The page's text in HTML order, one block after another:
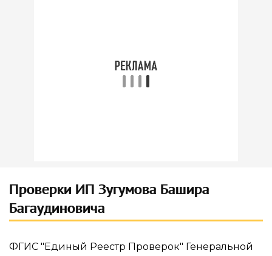
Проверки ИП Зугумова Башира
Багаудиновича
ФГИС "Единый Реестр Проверок" Генеральной